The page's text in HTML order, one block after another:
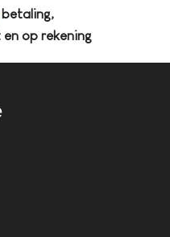
op rekening